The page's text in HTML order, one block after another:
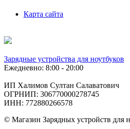
Карта сайта
Зарядные устройства для ноутбуков
Ежедневно: 8:00 - 20:00
ИП Халимов Султан Салаватович
ОГРНИП: 306770000278745
ИНН: 772880266578
© Магазин Зарядных устройств для